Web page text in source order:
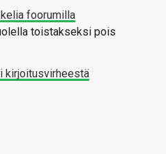
foorumilla
toistakseksi pois
kirjoitusvirheestä